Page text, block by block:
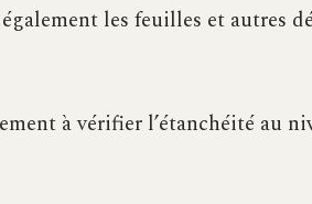
les feuilles et autres
à vérifier l’étanchéité au